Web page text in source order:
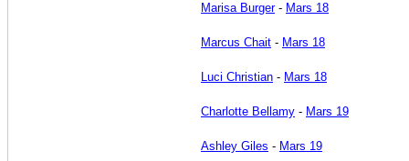
Marisa Burger- Mars 18
Marcus Chait - Mars 18
Luci Christian - Mars 18
Charlotte Bellamy - Mars 19
Ashley Giles - Mars 19